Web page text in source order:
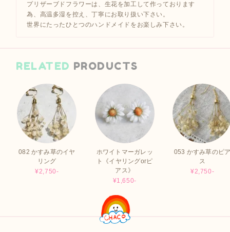
プリザーブドフラワーは、生花を加工して作っております
為、高温多湿を控え、丁寧にお取り扱い下さい。
世界にたったひとつのハンドメイドをお楽しみ下さい。
RELATED PRODUCTS
082 かすみ草のイヤ
リング
¥2,750-
ホワイトマーガレッ
ト《イヤリングorピ
アス》
¥1,650-
053 かすみ草のピ
ス
¥2,750-